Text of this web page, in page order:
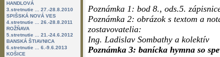
HANDLOVÁ
3.stretnutie ... 27.-28.8.2010
SPIŠSKÁ NOVÁ VES
4.stretnutie ... 26.-28.8.2011
ROŽŇAVA
5.stretnutie ... 21.-24.6.2012
BANSKÁ ŠTIAVNICA
6.stretnutie ... 6.-9.6.2013
KOŠICE
Poznámka 1: bod 8., ods.5.
Poznámka 2: obrázok s textom a
zostavovatelia:
Ing. Ladislav Sombathy a kolektív
Poznámka 3: banícka hymna so